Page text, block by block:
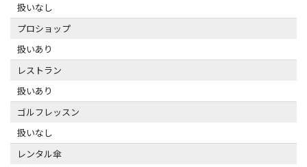
扱いなし
プロショップ
扱いあり
レストラン
扱いあり
ゴルフレッスン
扱いなし
レンタル傘